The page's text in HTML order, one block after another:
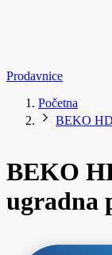
Prodavnice
Početna
BEKO
BEKO
ugradna